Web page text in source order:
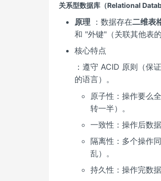
关系型数据库（Relational
原理 ：数据存在二维表
和 "外键"（关联其他表
核心特点
：遵守 ACID 原则（保
的语言）。
原子性：操作要么
转一半）。
一致性：操作后数
隔离性：多个操作
乱）。
持久性：操作完数